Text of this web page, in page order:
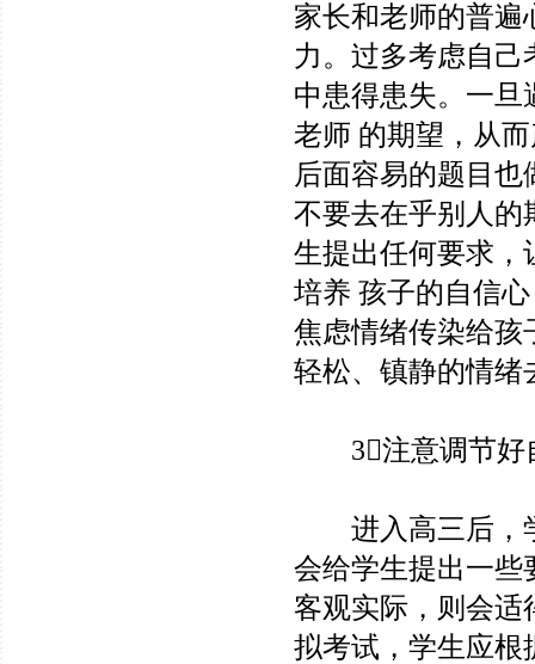
家长和老师的普遍
力。过多考虑自
中患得患失。一旦
老师 的期望，从
后面容易的题目
不要去在乎别人的
生提出任何要求，
培养 孩子的自信
焦虑情绪传染给孩
轻松、镇静的情绪
3注意调节好
进入高三后，学
会给学生提出一些
客观实际，则会适
拟考试，学生应根